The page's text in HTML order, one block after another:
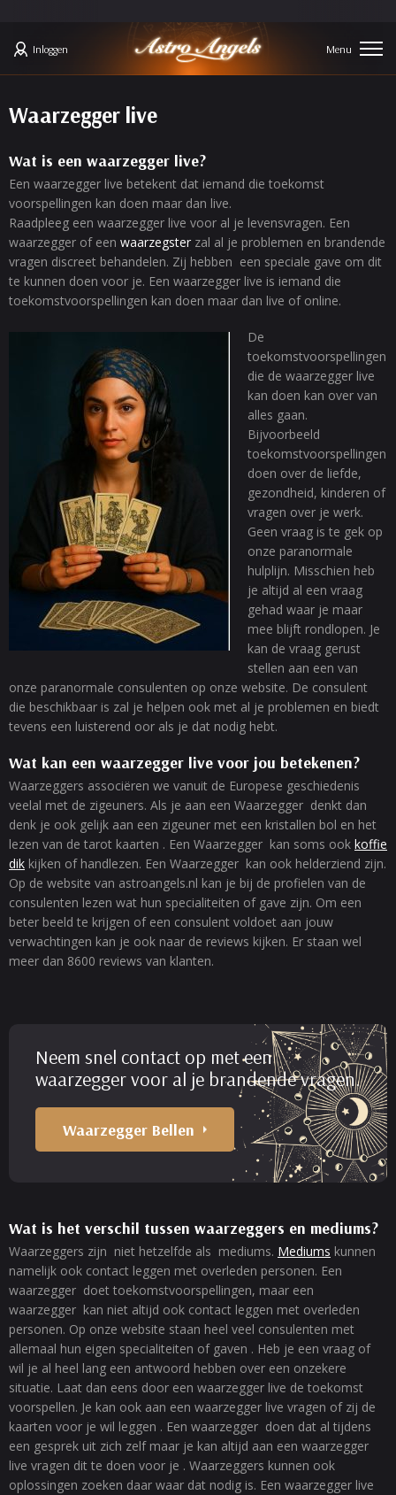
Inloggen
Waarzegger live
Wat is een waarzegger live?
Een waarzegger live betekent dat iemand die toekomst
voorspellingen kan doen maar dan live.
Raadpleeg een waarzegger live voor al je levensvragen. Een
waarzegger of een waarzegster zal al je problemen en brandende
vragen discreet behandelen. Zij hebben een speciale gave om dit
te kunnen doen voor je. Een waarzegger live is iemand die
toekomstvoorspellingen kan doen maar dan live of online.
De
toekomstvoorspellingen
die de waarzegger live
kan doen kan over van
alles gaan.
Bijvoorbeeld
toekomstvoorspellingen
doen over de liefde,
gezondheid, kinderen of
vragen over je werk.
Geen vraag is te gek op
onze paranormale
hulplijn. Misschien heb
je altijd al een vraag
gehad waar je maar
mee blijft rondlopen. Je
kan de vraag gerust
stellen aan een van
onze paranormale consulenten op onze website. De consulent
die beschikbaar is zal je helpen ook met al je problemen en biedt
tevens een luisterend oor als je dat nodig hebt.
Wat kan een waarzegger live voor jou betekenen?
Waarzeggers associëren we vanuit de Europese geschiedenis
veelal met de zigeuners. Als je aan een Waarzegger denkt dan
denk je ook gelijk aan een zigeuner met een kristallen bol en het
lezen van de tarot kaarten . Een Waarzegger kan soms ook koffie
dik kijken of handlezen. Een Waarzegger kan ook helderziend zijn.
Op de website van astroangels.nl kan je bij de profielen van de
consulenten lezen wat hun specialiteiten of gave zijn. Om een
beter beeld te krijgen of een consulent voldoet aan jouw
verwachtingen kan je ook naar de reviews kijken. Er staan wel
meer dan 8600 reviews van klanten.
Neem snel contact op met een
waarzegger voor al je brandende vragen.
Waarzegger Bellen
Wat is het verschil tussen waarzeggers en mediums?
Waarzeggers zijn niet hetzelfde als mediums. Mediums kunnen
namelijk ook contact leggen met overleden personen. Een
waarzegger doet toekomstvoorspellingen, maar een
waarzegger kan niet altijd ook contact leggen met overleden
personen. Op onze website staan heel veel consulenten met
allemaal hun eigen specialiteiten of gaven . Heb je een vraag of
wil je al heel lang een antwoord hebben over een onzekere
situatie. Laat dan eens door een waarzegger live de toekomst
voorspellen. Je kan ook aan een waarzegger live vragen of zij de
kaarten voor je wil leggen . Een waarzegger doen dat al tijdens
een gesprek uit zich zelf maar je kan altijd aan een waarzegger
live vragen dit te doen voor je . Waarzeggers kunnen ook
oplossingen zoeken daar waar dat nodig is. Een waarzegger live